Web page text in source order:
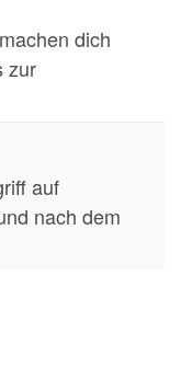
dich
zur
auf
nach dem